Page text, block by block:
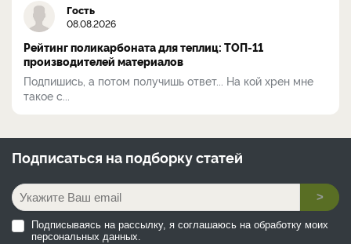
Гость
08.08.2026
Рейтинг поликарбоната для теплиц: ТОП-11
производителей материалов
Подпишись, а потом получишь ответ... На кой хрен мне
такое с...
Подписаться на подборку статей
>
Подписываясь на рассылку, я соглашаюсь на обработку моих
персональных данных.